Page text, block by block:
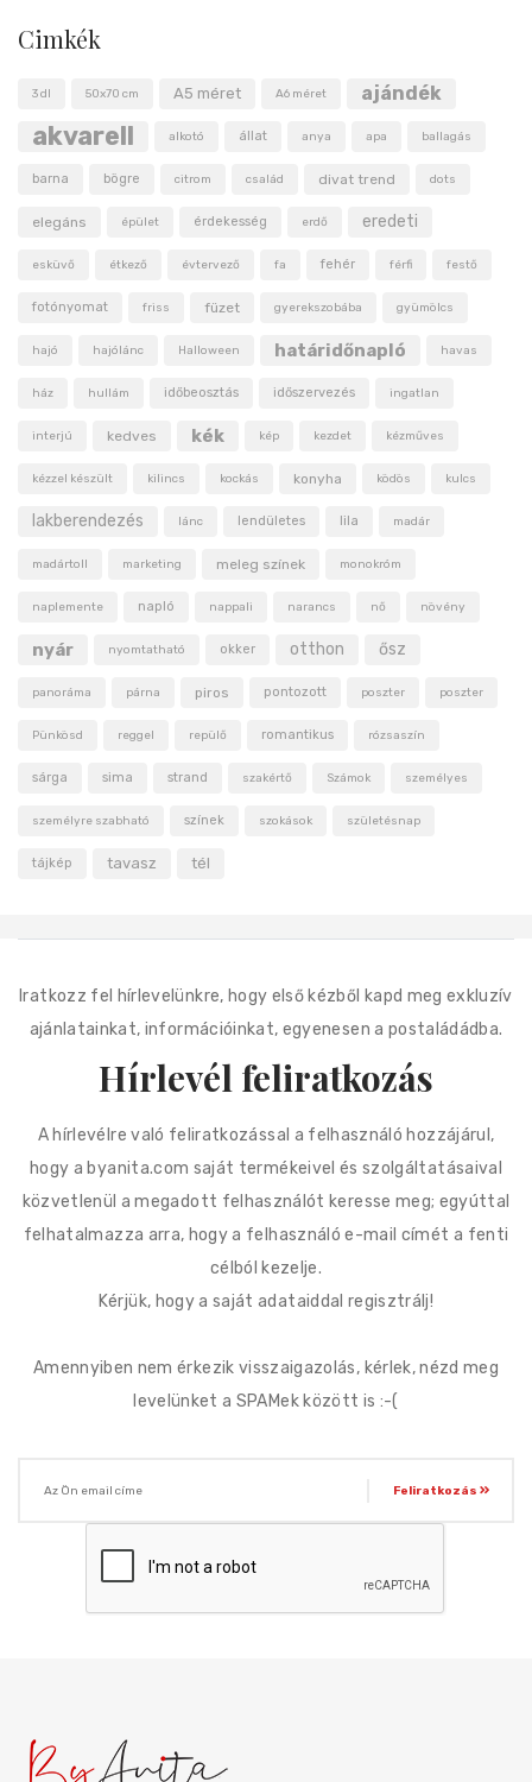
Cimkék
3 dl 50x70 cm A5 méret A6 méret ajándék
akvarell alkotó állat anya apa ballagás
barna bögre citrom család divat trend dots
elegáns épület érdekesség erdő eredeti
esküvő étkező évtervező fa fehér férfi festő
fotónyomat friss füzet gyerekszobába gyümölcs
hajó hajólánc Halloween határidőnapló havas
ház hullám időbeosztás időszervezés ingatlan
interjú kedves kék kép kezdet kézműves
kézzel készült kilincs kockás konyha ködös kulcs
lakberendezés lánc lendületes lila madár
madártoll marketing meleg színek monokróm
naplemente napló nappali narancs nő növény
nyár nyomtatható okker otthon ősz
panoráma párna piros pontozott poszter poszter
Pünkösd reggel repülő romantikus rózsaszín
sárga sima strand szakértő Számok személyes
személyre szabható színek szokások születésnap
tájkép tavasz tél
Iratkozz fel hírlevelünkre, hogy első kézből kapd meg exkluzív
ajánlatainkat, információinkat, egyenesen a postaládádba.
Hírlevél feliratkozás
A hírlevélre való feliratkozással a felhasználó hozzájárul,
hogy a byanita.com saját termékeivel és szolgáltatásaival
közvetlenül a megadott felhasználót keresse meg; egyúttal
felhatalmazza arra, hogy a felhasználó e-mail címét a fenti
célból kezelje.
Kérjük, hogy a saját adataiddal regisztrálj!
Amennyiben nem érkezik visszaigazolás, kérlek, nézd meg
levelünket a SPAMek között is :-(
Feliratkozás